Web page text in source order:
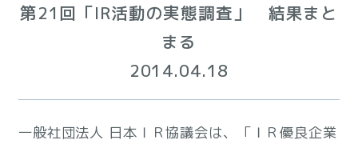
第21回「IR活動の実態調査」 結果まと
まる
2014.04.18
一般社団法人 日本ＩＲ協議会は、「ＩＲ優良企業